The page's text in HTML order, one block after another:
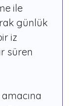
ile
günlük
iz
süren